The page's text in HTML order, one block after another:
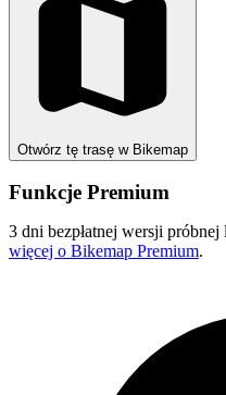
Otwórz tę trasę w Bikemap
Funkcje Premium
3 dni bezpłatnej wersji próbnej
więcej o Bikemap Premium.